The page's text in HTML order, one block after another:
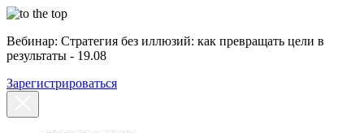
Вебинар: Стратегия без иллюзий: как превращать цели в
результаты - 19.08
Зарегистрироваться